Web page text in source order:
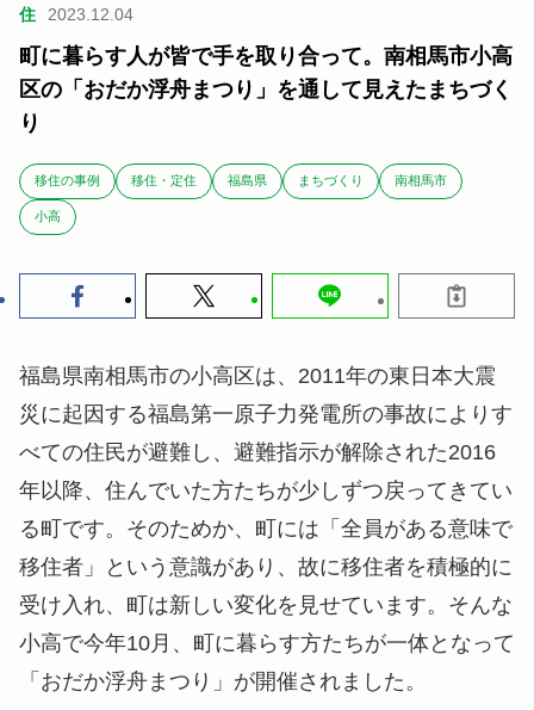
住 2023.12.04
町に暮らす人が皆で手を取り合って。南相馬市小高
区の「おだか浮舟まつり」を通して見えたまちづく
り
移住の事例 移住・定住 福島県 まちづくり 南相馬市
小高
福島県南相馬市の小高区は、2011年の東日本大震
災に起因する福島第一原子力発電所の事故によりす
べての住民が避難し、避難指示が解除された2016
年以降、住んでいた方たちが少しずつ戻ってきてい
る町です。そのためか、町には「全員がある意味で
移住者」という意識があり、故に移住者を積極的に
受け入れ、町は新しい変化を見せています。そんな
小高で今年10月、町に暮らす方たちが一体となって
「おだか浮舟まつり」が開催されました。